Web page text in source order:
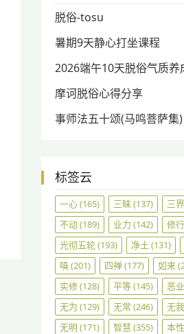
脱俗-tosu
暑期9天静心打坐课程
2026端午10天脱俗气质养
摩诃脱俗心得分享
事师法五十颂(马鸣菩萨集)
标签云
一心(165) 三昧(137) 三界
不动(189) 业力 (142) 修行
光彻五轮(193) 净土 (131)
嗔(201) 四禅(177) 如来
实修(128) 平等(145) 恶业
无为 (129) 无常 (246) 无我
无明 (171) 智慧 (355) 本性